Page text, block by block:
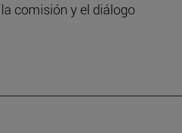
comisión y el diálogo